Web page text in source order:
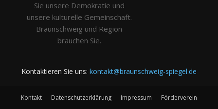
Sie unsere Demokratie und
unsere kulturelle Gemeinschaft.
Braunschweig und Region
brauchen Sie.
Kontaktieren Sie uns: kontakt@braunschweig-spiegel.de
Kontakt Datenschutzerklärung Impressum Förderverein